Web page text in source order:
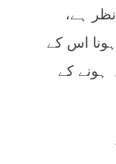
ہے،
اس کے
ہونے کے